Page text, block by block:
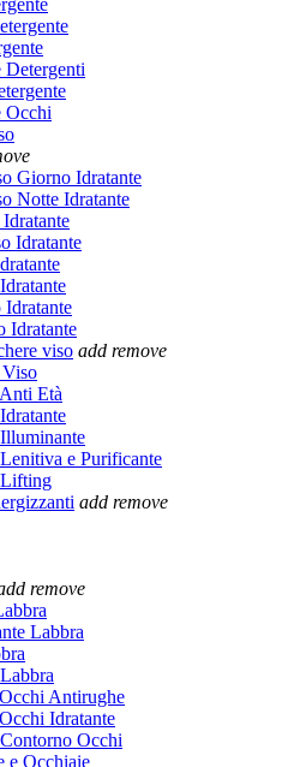
Detergenti
Occhi
Giorno Idratante
Notte Idratante
Idratante
Idratante
Idratante
viso add remove
Età
e Purificante
Lifting
add remove
remove
Labbra
Antirughe
Idratante
Occhi
e Occhiaie